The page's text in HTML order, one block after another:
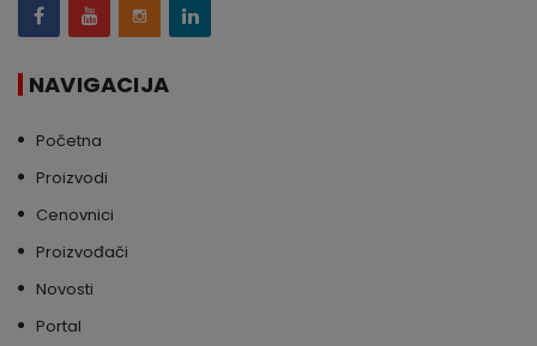
NAVIGACIJA
Početna
Proizvodi
Cenovnici
Proizvođači
Novosti
Portal